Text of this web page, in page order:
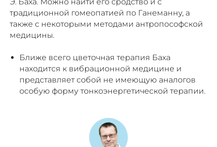
традиционной гомеопатией по Ганеманну, а
также с некоторыми методами антропософской
медицины.
Ближе всего цветочная терапия Баха
находится к вибрационной медицине и
представляет собой не имеющую аналогов
особую форму тонкоэнергетической терапии.